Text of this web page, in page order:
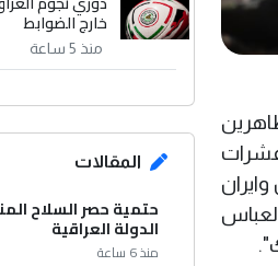
خارج الضوابط
منذ 5 ساعة
المقالات
حتمية حصر السلاح
الدولة العراقية
منذ 6 ساعة